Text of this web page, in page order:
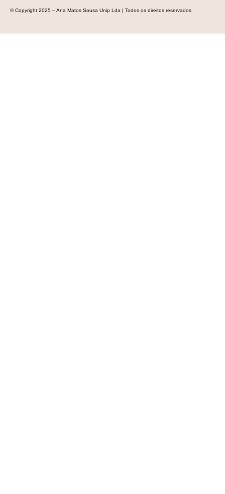
© Copyright 2025 – Ana Matos Sousa Unip Lda | Todos os direitos reservados